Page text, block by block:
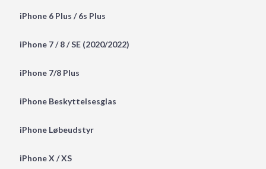
iPhone 6 Plus / 6s Plus
iPhone 7 / 8 / SE (2020/2022)
iPhone 7/8 Plus
iPhone Beskyttelsesglas
iPhone Løbeudstyr
iPhone X / XS